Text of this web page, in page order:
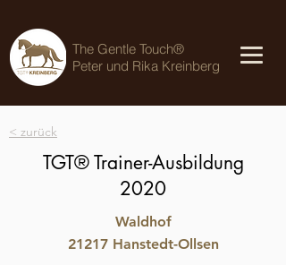
The Gentle Touch®
Peter und Rika Kreinberg
< zurück
TGT® Trainer-Ausbildung
2020
Waldhof
21217 Hanstedt-Ollsen